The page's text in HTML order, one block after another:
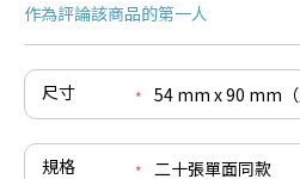
作為評論該商品的第一人
尺寸
規格